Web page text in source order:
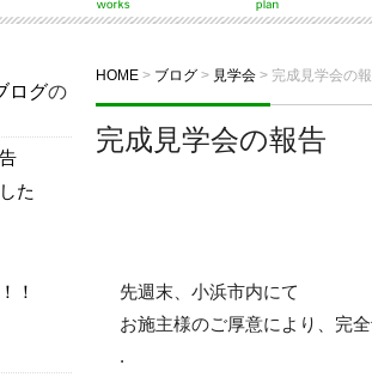
施工例 間取りプラン
HOME > ブログ > 見学会 > 完成見学会の
完成見学会の報告
先週末、小浜市内にて
お施主様のご厚意により、完
.
ログの
た
！！